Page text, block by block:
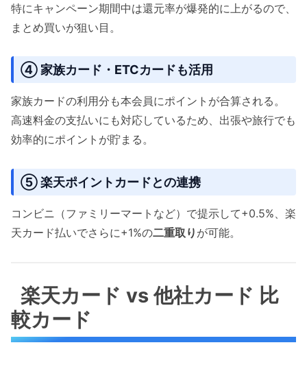
特にキャンペーン期間中は還元率が爆発的に上がるので、
まとめ買いが狙い目。
④ 家族カード・ETCカードも活用
家族カードの利用分も本会員にポイントが合算される。
高速料金の支払いにも対応しているため、出張や旅行でも
効率的にポイントが貯まる。
⑤ 楽天ポイントカードとの連携
コンビニ（ファミリーマートなど）で提示して+0.5%、楽
天カード払いでさらに+1%の二重取り が可能。
楽天カード vs 他社カード 比
較カード